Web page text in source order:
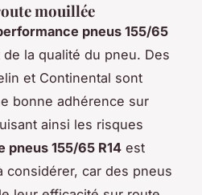
mouillée
pneus 155/65
la qualité du pneu. Des
et Continental sont
bonne adhérence sur
ainsi les risques
pneus 155/65 R14 est
considérer, car des pneus